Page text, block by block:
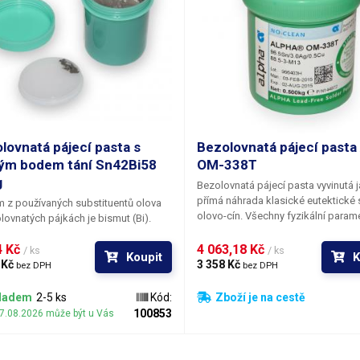
pájecí pasta s
bodem tání Sn42Bi58
z používaných substituentů olova
pájkách je bismut (Bi).
bod tání a navíc má příznivou cenu.
dosahuje velmi nízkého
citlivých na tepelné zatížení během
Zejména se jedná o malé moduly na
Kč / ks
bez DPH
Koupit
2-5 ks
může být u Vás
Kód:
100853
Bezolovnatá pájecí pasta
OM-338T
Bezolovnatá pájecí pasta vyvinutá
přímá náhrada klasické eutektické
olovo-cín. Všechny fyzikální
olovnatou pájkou a v některých
dokonce směsi SnPb respektive
dokonce překonává, což je u
doposud nevídaný fenomén.
4 063,18 Kč / ks
3 358 Kč bez DPH
Zboží je na cestě